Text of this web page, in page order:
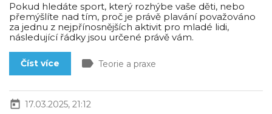
Pokud hledáte sport, který rozhýbe vaše děti, nebo
přemýšlíte nad tím, proč je právě plavání považováno
za jednu z nejpřínosnějších aktivit pro mladé lidi,
následující řádky jsou určené právě vám.
Číst více label Teorie a praxe
today 17.03.2025, 21:12